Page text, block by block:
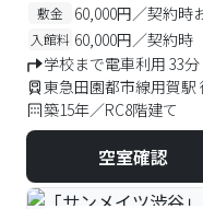
敷金 60,000円／契約時
入館料 60,000円／契約時
学校まで電車利用 33分
東急田園都市線用賀駅
築15年／RC8階建て
空室確認